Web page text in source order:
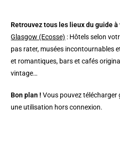
Retrouvez tous les lieux du guide
Glasgow (Ecosse) : Hôtels selon
pas rater, musées incontournables
et romantiques, bars et cafés
vintage…
Bon plan ! Vous pouvez
une utilisation hors connexion.